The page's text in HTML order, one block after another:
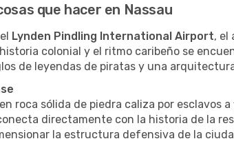
que hacer en Nassau
Lynden Pindling International Airport, el
colonial y el ritmo caribeño se
de leyendas de piratas y una
roca sólida de piedra caliza por esclavos
directamente con la historia de la
la estructura defensiva de la